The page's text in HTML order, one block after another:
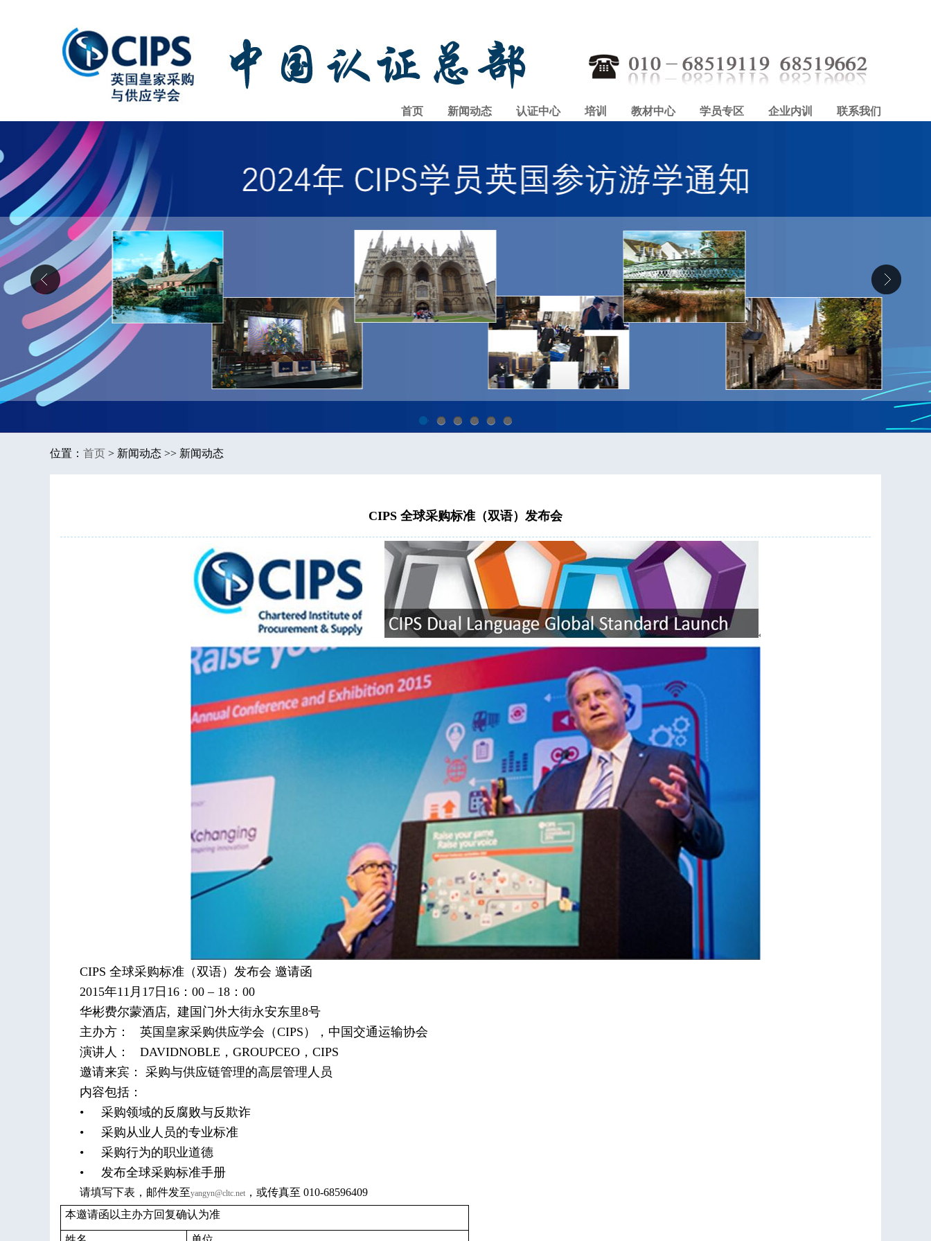
首页 新闻动态 认证中心 培训 教材中心 学员专区 企业内训 联系我们
1 2 3 4 5 6
位置： 首页 > 新闻动态 >> 新闻动态
CIPS 全球采购标准（双语）发布会
CIPS 全球采购标准（双语）发布会 邀请函
2015年11月17日16：00 – 18：00
华彬费尔蒙酒店, 建国门外大街永安东里8号
主办方： 英国皇家采购供应学会（CIPS），中国交通运输协会
演讲人： DAVIDNOBLE，GROUPCEO，CIPS
邀请来宾： 采购与供应链管理的高层管理人员
内容包括：
• 采购领域的反腐败与反欺诈
• 采购从业人员的专业标准
• 采购行为的职业道德
• 发布全球采购标准手册
请填写下表，邮件发至yangyn@cltc.net ，或传真至 010-68596409
本邀请函以主办方回复确认为准